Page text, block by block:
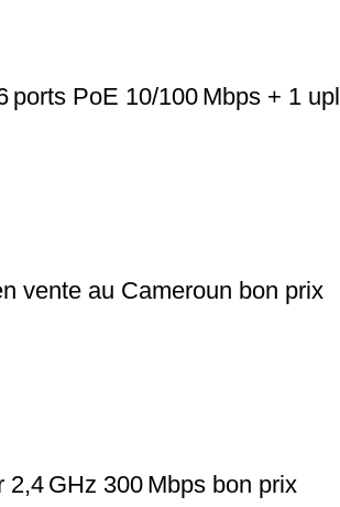
ports PoE 10/100 Mbps + 1
vente au Cameroun bon prix
2,4 GHz 300 Mbps bon prix